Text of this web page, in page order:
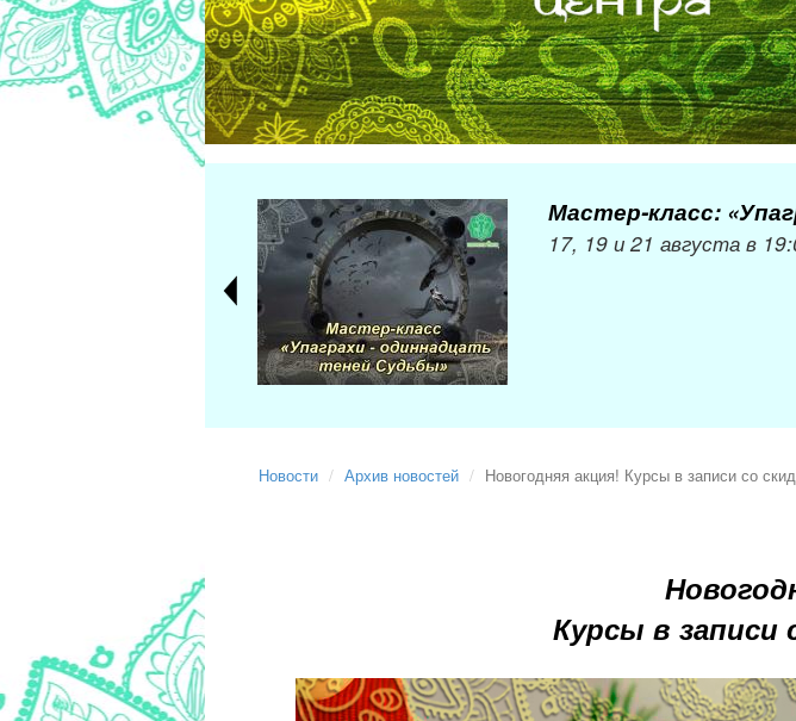
Мастер-класс:
17, 19 и 21 августа в
Новости Архив новостей Новогодняя акция! Курсы в записи со
Курсы в записи